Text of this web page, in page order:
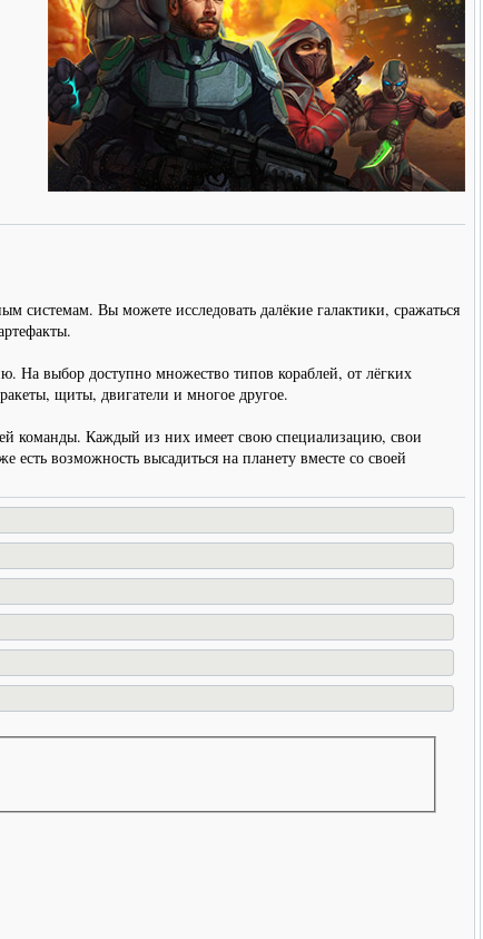
системам. Вы можете исследовать далёкие галактики, сражаться
На выбор доступно множество типов кораблей, от лёгких
щиты, двигатели и многое другое.
команды. Каждый из них имеет свою специализацию, свои
возможность высадиться на планету вместе со своей